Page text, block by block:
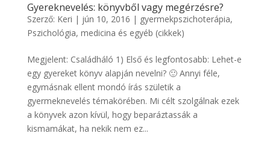
Gyereknevelés: könyvből vagy megérzésre?
Szerző: Keri | jún 10, 2016 | gyermekpszichoterápia,
Pszichológia, medicina és egyéb (cikkek)
Megjelent: Családháló 1) Első és legfontosabb: Lehet-e
egy gyereket könyv alapján nevelni? 🙂 Annyi féle,
egymásnak ellent mondó írás születik a
gyermeknevelés témakörében. Mi célt szolgálnak ezek
a könyvek azon kívül, hogy beparáztassák a
kismamákat, ha nekik nem ez...